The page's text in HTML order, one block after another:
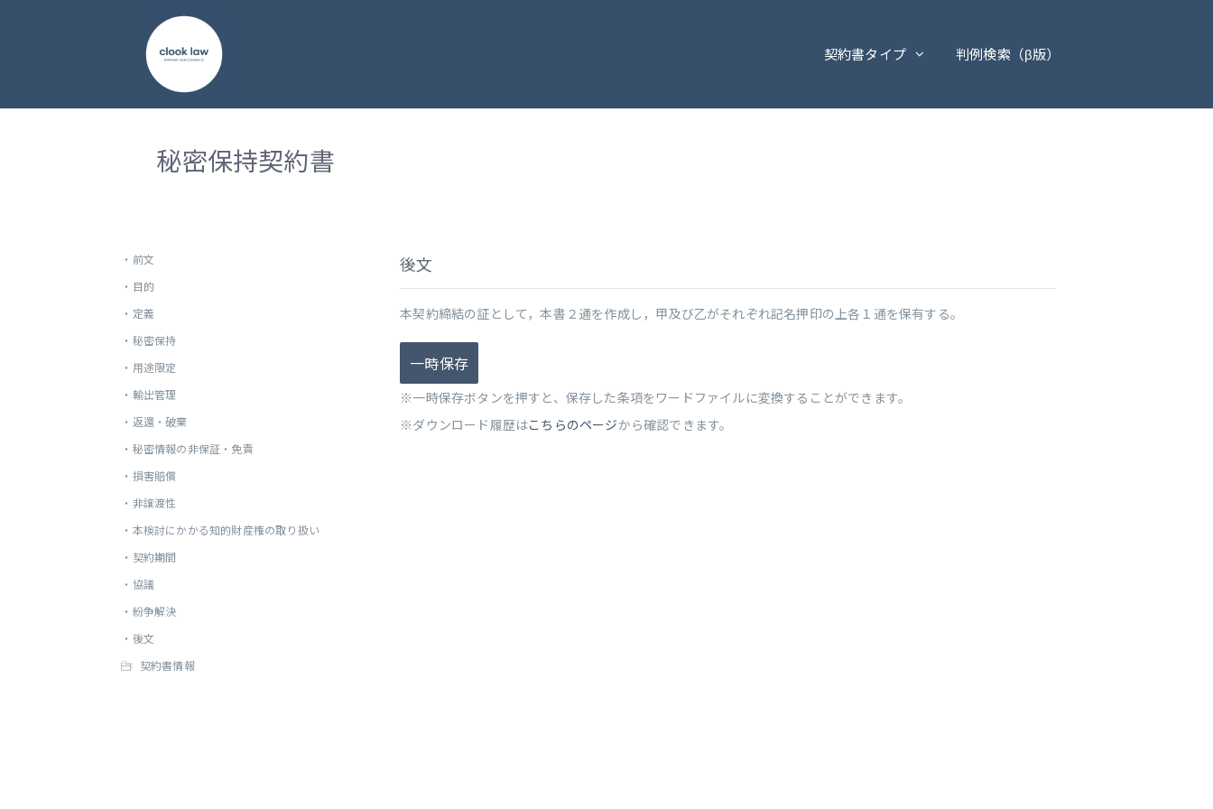
契約書タイプ 判例検索（β版）
秘密保持契約書
・ 前文
・ 目的
・ 定義
・ 秘密保持
・ 用途限定
・ 輸出管理
・ 返還・破棄
・ 秘密情報の非保証・免責
・ 損害賠償
・ 非譲渡性
・ 本検討にかかる知的財産権の取り扱い
・ 契約期間
・ 協議
・ 紛争解決
・ 後文
契約書情報
後文
本契約締結の証として，本書２通を作成し，甲及び乙がそれぞれ記名押印の上各１通を保有する。
一時保存
※一時保存ボタンを押すと、保存した条項をワードファイルに変換することができます。
※ダウンロード履歴はこちらのページから確認できます。